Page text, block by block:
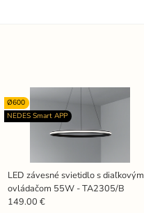
LED závesné svietidlo s diaľkovým
ovládačom 55W - TA2305/B
Ø600
NEDES Smart APP
149.00 €